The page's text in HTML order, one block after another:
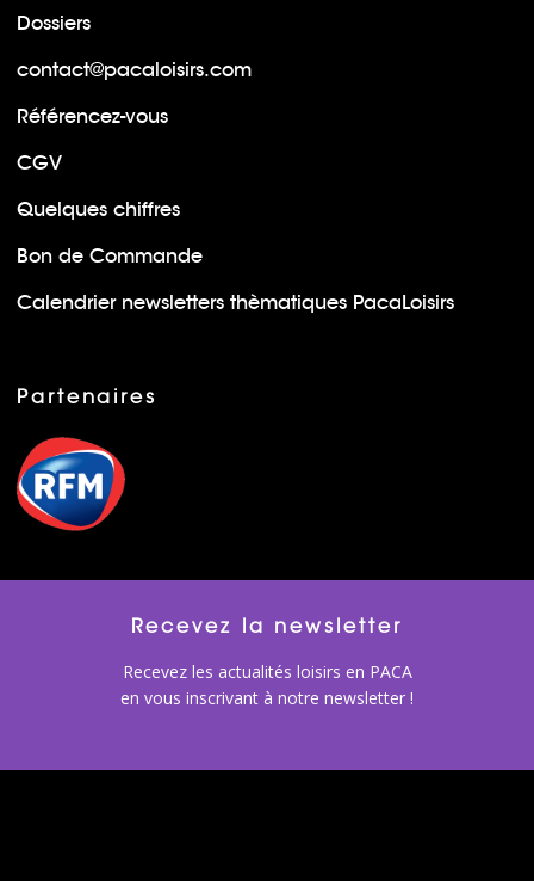
Dossiers
contact@pacaloisirs.com
Référencez-vous
CGV
Quelques chiffres
Bon de Commande
Calendrier newsletters thèmatiques PacaLoisirs
Partenaires
Recevez la newsletter
Recevez les actualités loisirs en PACA
en vous inscrivant à notre newsletter !